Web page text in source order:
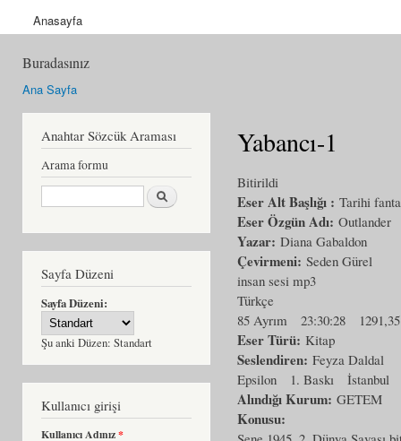
Anasayfa
Buradasınız
Ana Sayfa
Anahtar Sözcük Araması
Arama formu
Ara
Sayfa Düzeni
Sayfa Düzeni:
Şu anki Düzen: Standart
Kullanıcı girişi
Kullanıcı Adınız*
Yabancı-1
Bitirildi
Eser Alt Başlığı : Tarihi
Eser Özgün Adı: Outlander
Yazar: Diana Gabaldon
Çevirmeni: Seden Gürel
insan sesi mp3
Türkçe
85 Ayrım
23:30:28
Eser Türü: Kitap
Seslendiren: Feyza Daldal
Epsilon
1. Baskı İstanbul
Alındığı Kurum: GETEM
Konusu: